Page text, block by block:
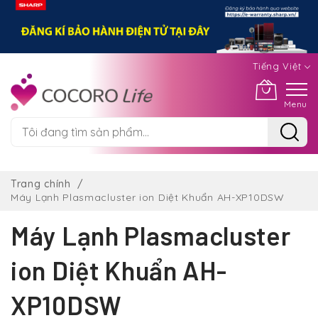
Tiếng Việt
Menu
nội
dung
Trang chính
Máy Lạnh Plasmacluster ion Diệt Khuẩn AH-XP10DSW
Máy Lạnh Plasmacluster
ion Diệt Khuẩn AH-
XP10DSW